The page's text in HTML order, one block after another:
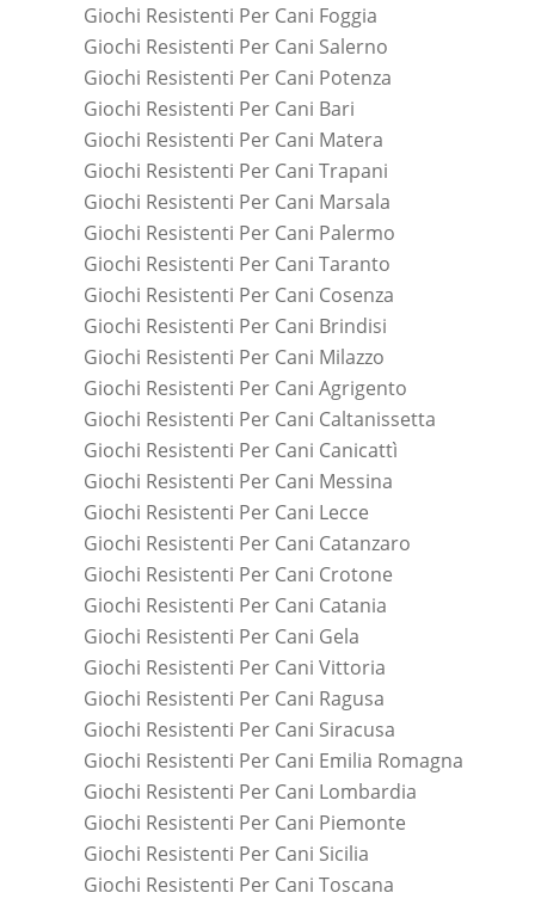
Giochi Resistenti Per Cani Foggia
Giochi Resistenti Per Cani Salerno
Giochi Resistenti Per Cani Potenza
Giochi Resistenti Per Cani Bari
Giochi Resistenti Per Cani Matera
Giochi Resistenti Per Cani Trapani
Giochi Resistenti Per Cani Marsala
Giochi Resistenti Per Cani Palermo
Giochi Resistenti Per Cani Taranto
Giochi Resistenti Per Cani Cosenza
Giochi Resistenti Per Cani Brindisi
Giochi Resistenti Per Cani Milazzo
Giochi Resistenti Per Cani Agrigento
Giochi Resistenti Per Cani Caltanissetta
Giochi Resistenti Per Cani Canicattì
Giochi Resistenti Per Cani Messina
Giochi Resistenti Per Cani Lecce
Giochi Resistenti Per Cani Catanzaro
Giochi Resistenti Per Cani Crotone
Giochi Resistenti Per Cani Catania
Giochi Resistenti Per Cani Gela
Giochi Resistenti Per Cani Vittoria
Giochi Resistenti Per Cani Ragusa
Giochi Resistenti Per Cani Siracusa
Giochi Resistenti Per Cani Emilia Romagna
Giochi Resistenti Per Cani Lombardia
Giochi Resistenti Per Cani Piemonte
Giochi Resistenti Per Cani Sicilia
Giochi Resistenti Per Cani Toscana